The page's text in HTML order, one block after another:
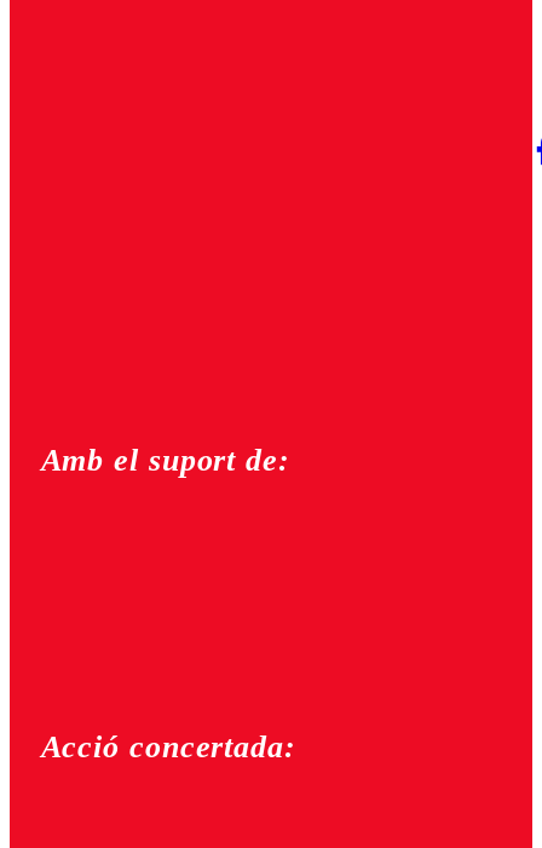
Amb el suport de:
Acció concertada: